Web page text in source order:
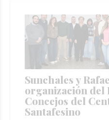
Sunchales y
organización del
Concejos del
Santafesino